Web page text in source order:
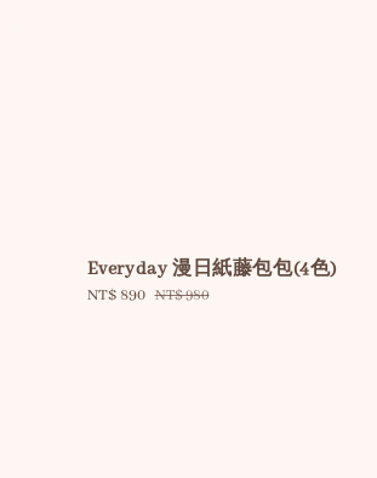
Everyday 漫日紙藤包包(4色)
Sale
NT$ 890 Regular
NT$ 980